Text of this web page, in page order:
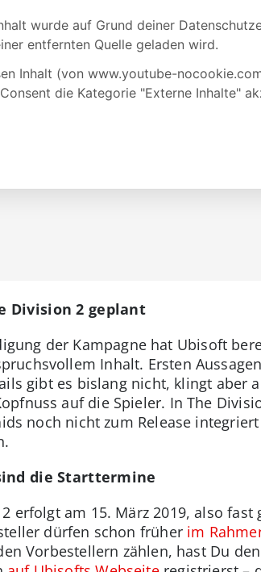
Division 2 geplant
der Kampagne hat Ubisoft
Inhalt. Ersten
gibt es bislang nicht, klingt aber
auf die Spieler. In The
noch nicht zum Release
die Starttermine
erfolgt am 15. März 2019, also
dürfen schon früher im
Vorbestellern zählen, hast Du